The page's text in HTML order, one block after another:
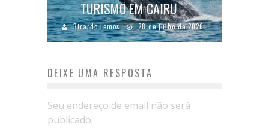
TURISMO EM CAIRU
Ricardo Lemos 28 de julho de 2026
DEIXE UMA RESPOSTA
Seu endereço de email não será
publicado.